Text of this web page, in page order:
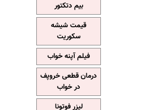
بیم دتکتور
قیمت شیشه
سکوریت
فیلم آپنه خواب
درمان قطعی خروپف
در خواب
لیزر فوتونا